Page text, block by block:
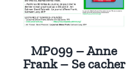
MP099 – Anne
Frank – Se cacher